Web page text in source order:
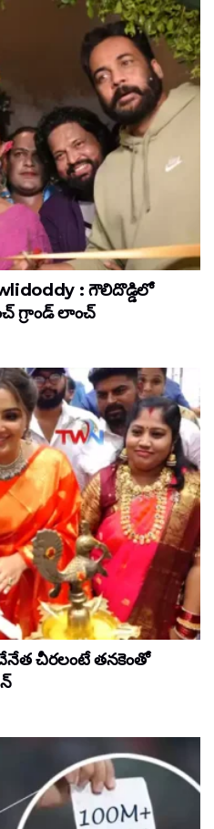
: గౌలిదొడ్డిలో
గ్రాండ్ లాంచ్
చీరలంటే తనకెంతో